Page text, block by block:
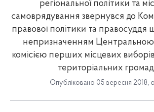
регіональної політики та
самоврядування звернувся до
правової політики та правосуддя
непризначенням
комісією перших місцевих
територіальних
Опубліковано 05 вересня 2018,